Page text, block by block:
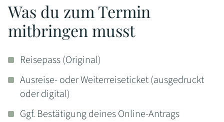
Was du zum Termin
mitbringen musst
Reisepass (Original)
Ausreise- oder Weiterreiseticket (ausgedruckt
oder digital)
Ggf. Bestätigung deines Online-Antrags